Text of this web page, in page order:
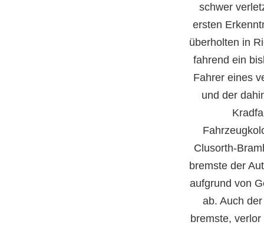
schwer
ersten
überholten in
fahrend ein
Fahrer eines
und der
Clusorth-
bremste der
aufgrund von
ab. Auch
bremste,